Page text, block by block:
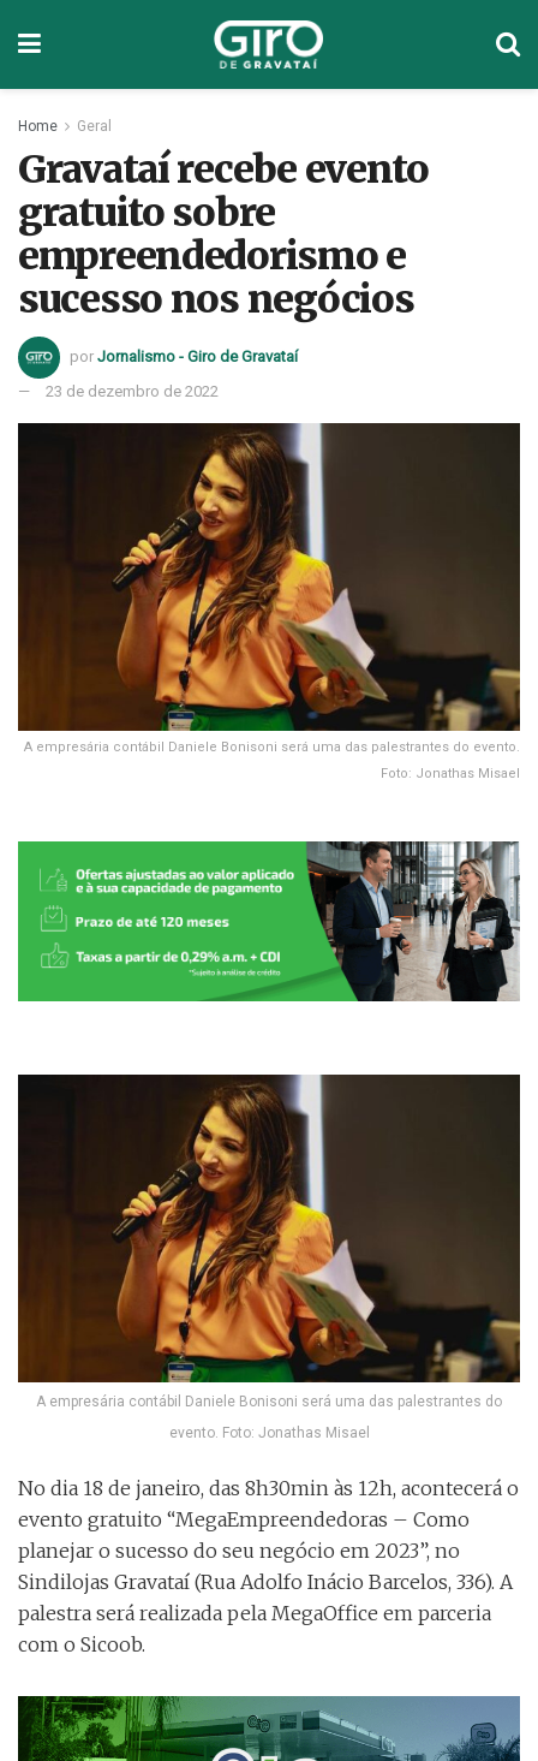
Home Geral
Gravataí recebe evento
gratuito sobre
empreendedorismo e
sucesso nos negócios
por Jornalismo - Giro de Gravataí
23 de dezembro de 2022
A empresária contábil Daniele Bonisoni será uma das palestrantes do evento.
Foto: Jonathas Misael
A empresária contábil Daniele Bonisoni será uma das palestrantes do
evento. Foto: Jonathas Misael
No dia 18 de janeiro, das 8h30min às 12h, acontecerá o
evento gratuito “MegaEmpreendedoras – Como
planejar o sucesso do seu negócio em 2023”, no
Sindilojas Gravataí (Rua Adolfo Inácio Barcelos, 336). A
palestra será realizada pela MegaOffice em parceria
com o Sicoob.